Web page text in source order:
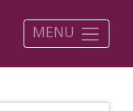
MENU